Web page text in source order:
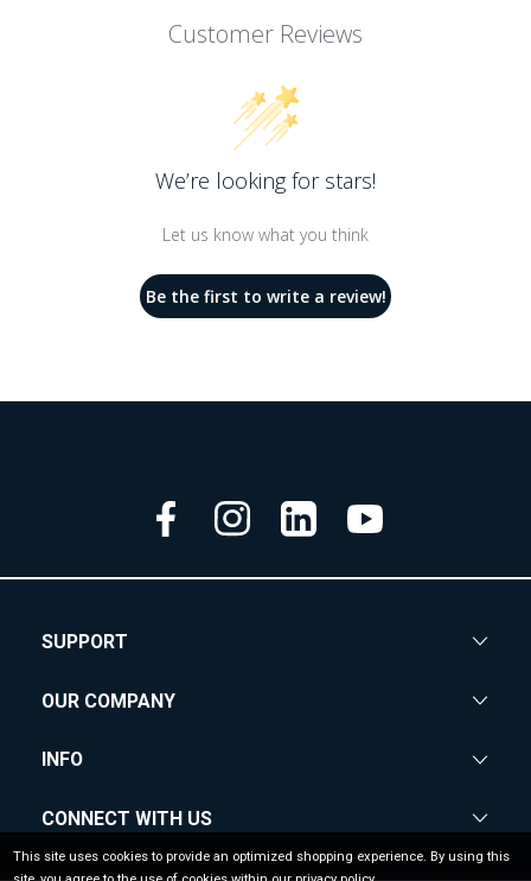
Customer Reviews
We’re looking for stars!
Let us know what you think
Be the first to write a review!
SUPPORT
OUR COMPANY
INFO
CONNECT WITH US
This site uses cookies to provide an optimized shopping experience. By using this